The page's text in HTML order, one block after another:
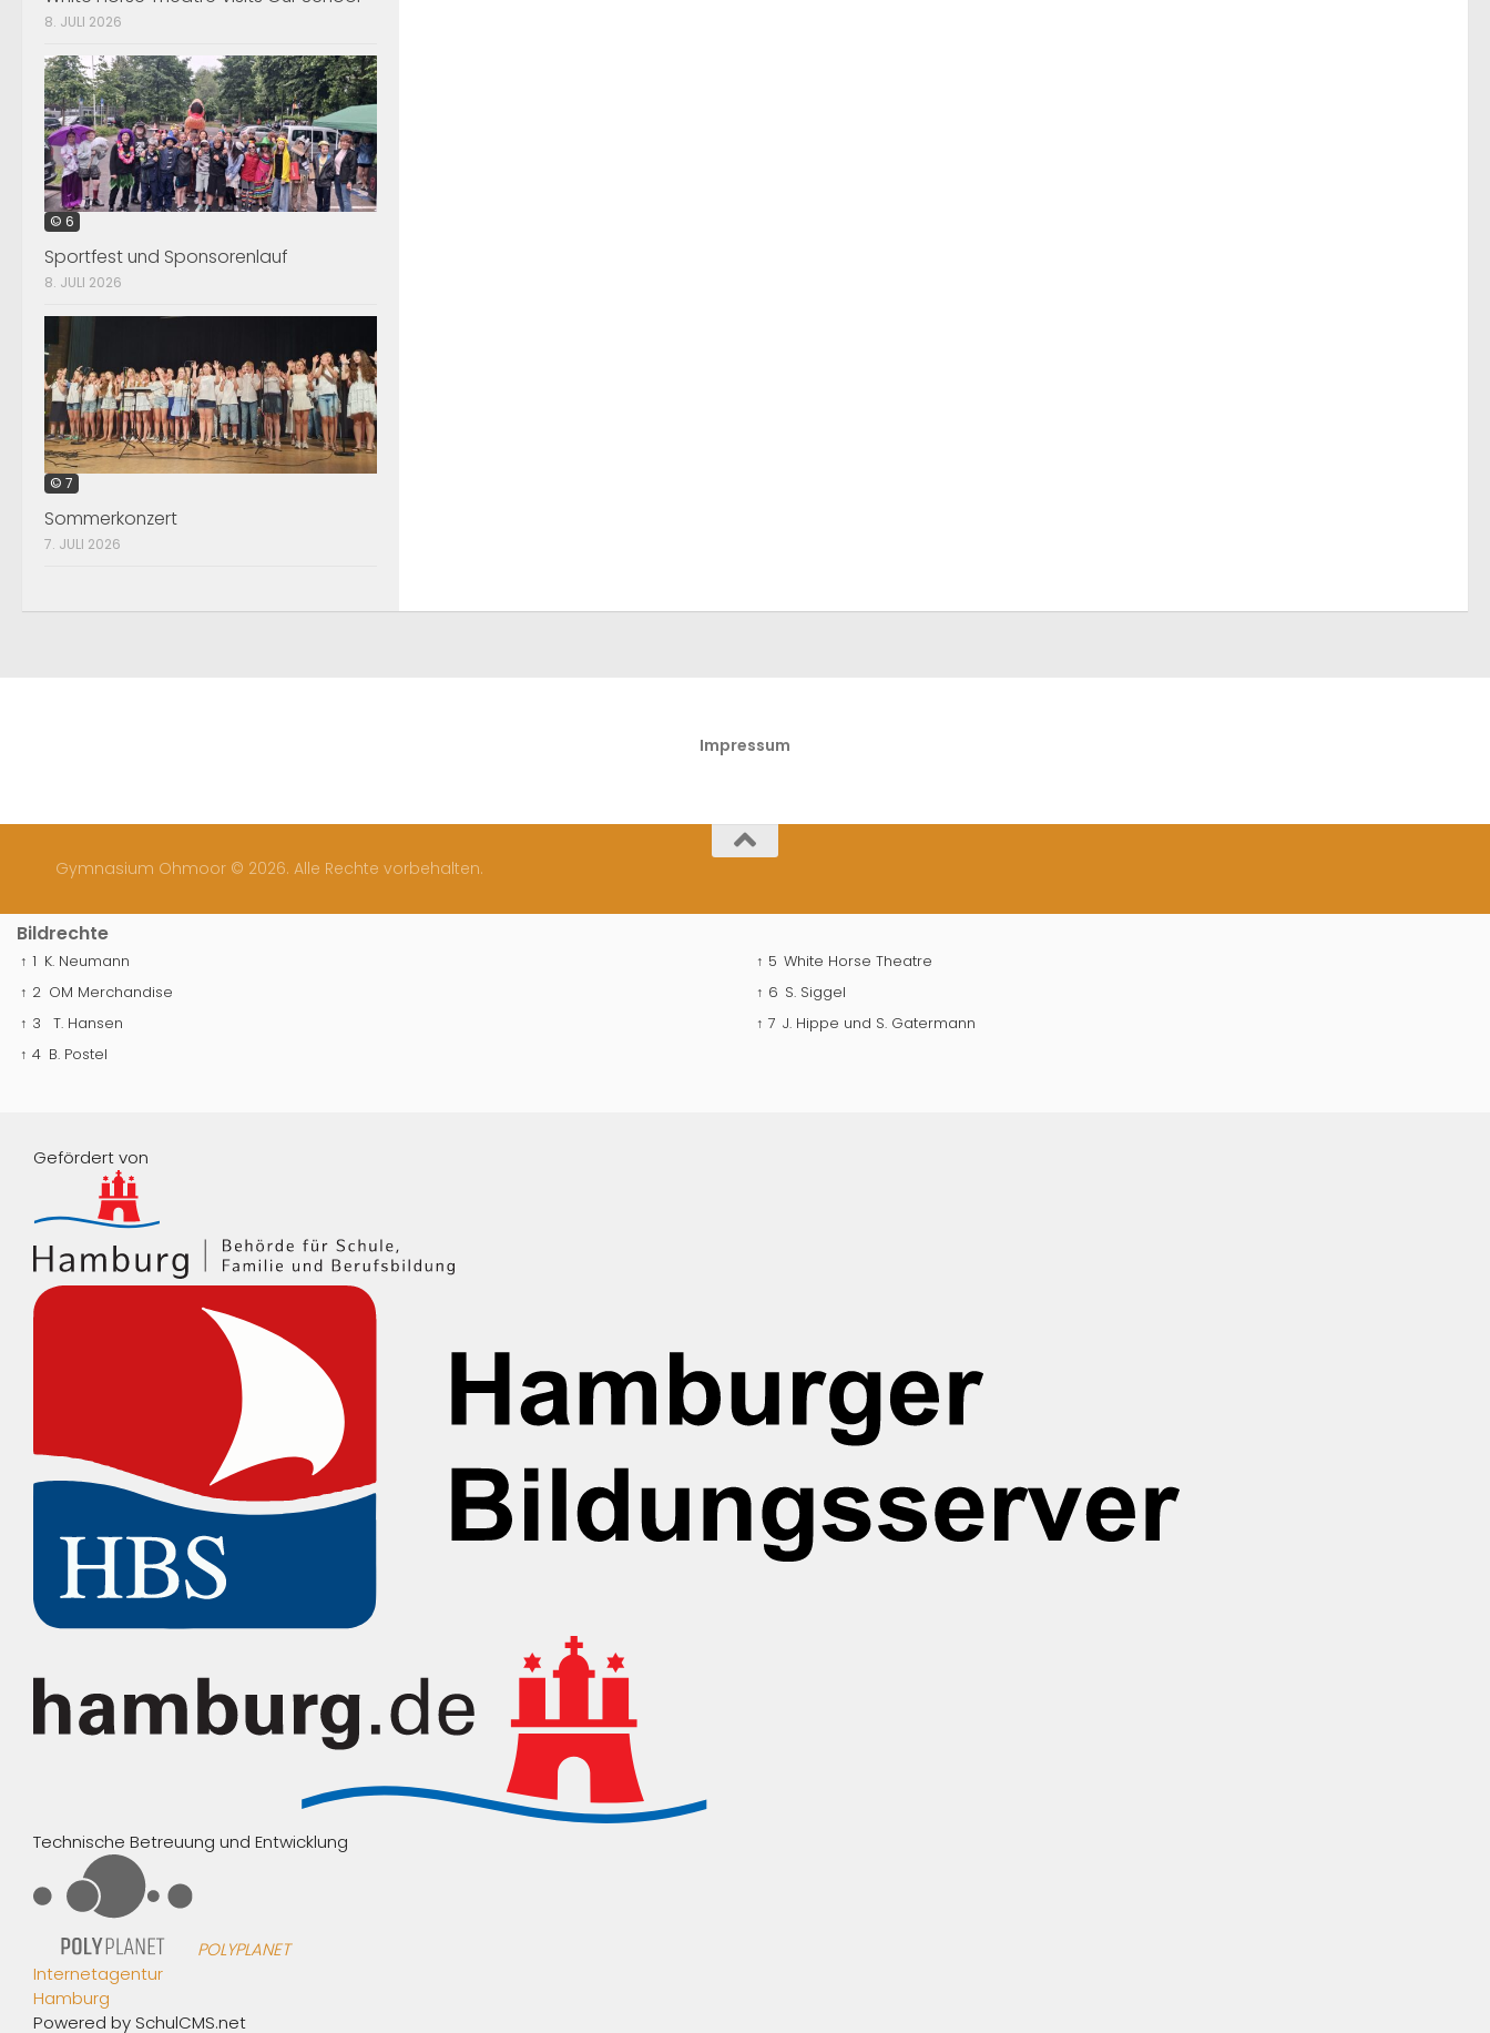
8. JULI 2026
© 6
Sportfest und Sponsorenlauf
8. JULI 2026
© 7
Sommerkonzert
7. JULI 2026
Impressum
Gymnasium Ohmoor © 2026. Alle Rechte vorbehalten.
Bildrechte
↑ 1 K. Neumann
↑ 2 OM Merchandise
↑ 3
T. Hansen
↑ 4 B. Postel
↑ 5 White Horse Theatre
↑ 6 S. Siggel
↑ 7 J. Hippe und S. Gatermann
Gefördert von
Technische Betreuung und Entwicklung
POLYPLANET
Internetagentur
Hamburg
Powered by SchulCMS.net